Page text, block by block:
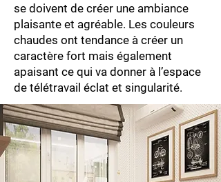
se doivent de créer une ambiance
plaisante et agréable. Les couleurs
chaudes ont tendance à créer un
caractère fort mais également
apaisant ce qui va donner à l’espace
de télétravail éclat et singularité.